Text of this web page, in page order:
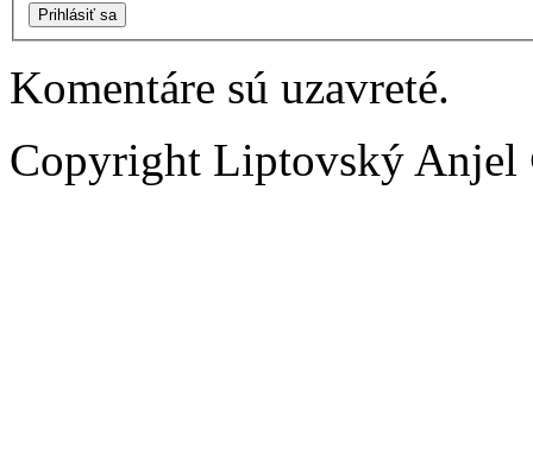
Prihlásiť sa
Komentáre sú uzavreté.
Copyright Liptovský Anjel